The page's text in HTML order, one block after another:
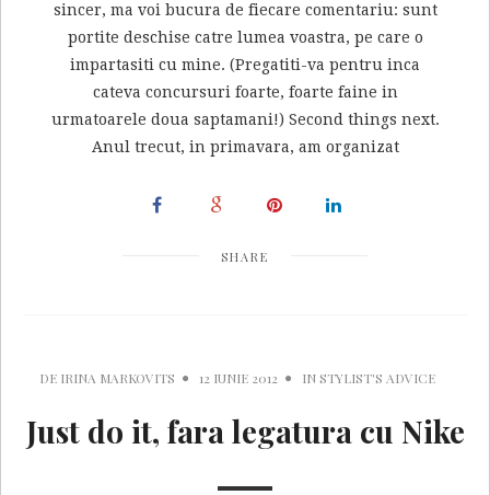
sincer, ma voi bucura de fiecare comentariu: sunt
portite deschise catre lumea voastra, pe care o
impartasiti cu mine. (Pregatiti-va pentru inca
cateva concursuri foarte, foarte faine in
urmatoarele doua saptamani!) Second things next.
Anul trecut, in primavara, am organizat
SHARE
DE IRINA MARKOVITS 12 IUNIE 2012 IN STYLIST'S ADVICE
Just do it, fara legatura cu Nike